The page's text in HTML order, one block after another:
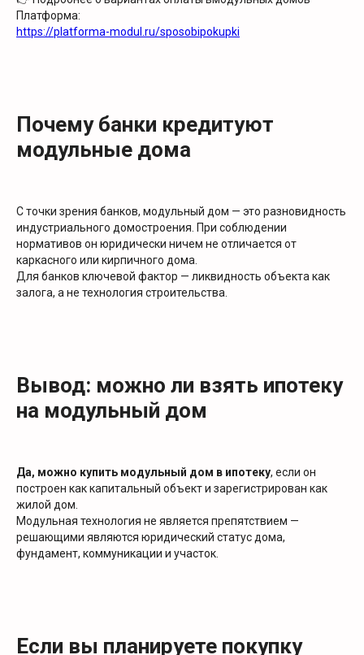
Платформа:
https://platforma-modul.ru/sposobipokupki
Почему банки кредитуют
модульные дома
С точки зрения банков, модульный дом — это разновидность
индустриального домостроения. При соблюдении
нормативов он юридически ничем не отличается от
каркасного или кирпичного дома.
Для банков ключевой фактор — ликвидность объекта как
залога, а не технология строительства.
Вывод: можно ли взять ипотеку
на модульный дом
Да, можно купить модульный дом в ипотеку, если он
построен как капитальный объект и зарегистрирован как
жилой дом.
Модульная технология не является препятствием —
решающими являются юридический статус дома,
фундамент, коммуникации и участок.
Если вы планируете покупку